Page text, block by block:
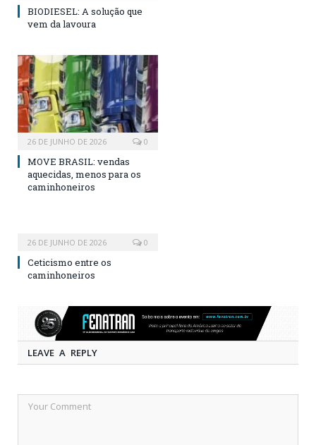
BIODIESEL: A solução que
vem da lavoura
26 DE JUNHO DE 2026 0
MOVE BRASIL: vendas
aquecidas, menos para os
caminhoneiros
26 DE JUNHO DE 2026 0
Ceticismo entre os
caminhoneiros
LEAVE A REPLY